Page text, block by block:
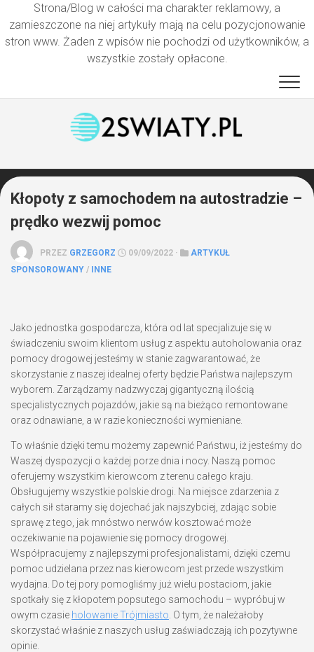
Strona/Blog w całości ma charakter reklamowy, a
zamieszczone na niej artykuły mają na celu pozycjonowanie
stron www. Żaden z wpisów nie pochodzi od użytkowników, a
wszystkie zostały opłacone.
Kłopoty z samochodem na autostradzie –
prędko wezwij pomoc
PRZEZ GRZEGORZ 09/09/2022 ·
ARTYKUŁ
SPONSOROWANY / INNE
Jako jednostka gospodarcza, która od lat specjalizuje się w
świadczeniu swoim klientom usług z aspektu autoholowania oraz
pomocy drogowej jesteśmy w stanie zagwarantować, że
skorzystanie z naszej idealnej oferty będzie Państwa najlepszym
wyborem. Zarządzamy nadzwyczaj gigantyczną ilością
specjalistycznych pojazdów, jakie są na bieżąco remontowane
oraz odnawiane, a w razie konieczności wymieniane.
To właśnie dzięki temu możemy zapewnić Państwu, iż jesteśmy do
Waszej dyspozycji o każdej porze dnia i nocy. Naszą pomoc
oferujemy wszystkim kierowcom z terenu całego kraju.
Obsługujemy wszystkie polskie drogi. Na miejsce zdarzenia z
całych sił staramy się dojechać jak najszybciej, zdając sobie
sprawę z tego, jak mnóstwo nerwów kosztować może
oczekiwanie na pojawienie się pomocy drogowej.
Współpracujemy z najlepszymi profesjonalistami, dzięki czemu
pomoc udzielana przez nas kierowcom jest przede wszystkim
wydajna. Do tej pory pomogliśmy już wielu postaciom, jakie
spotkały się z kłopotem popsutego samochodu – wypróbuj w
owym czasie holowanie Trójmiasto . O tym, że należałoby
skorzystać właśnie z naszych usług zaświadczają ich pozytywne
opinie.